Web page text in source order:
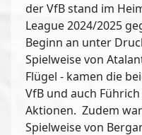
der VfB stand im
League 2024/2025
Beginn an unter
Spielweise von
Flügel - kamen die
VfB und auch
Aktionen. Zudem
Spielweise von